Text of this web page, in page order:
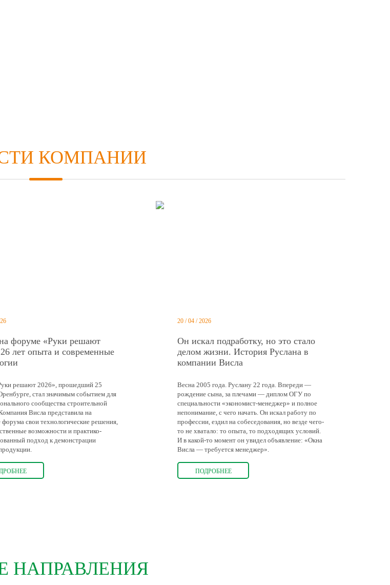
КОМПАНИИ
форуме «Руки решают
лет опыта и современные
решают 2026», прошедший 25
стал значимым событием для
сообщества строительной
Висла представила на
свои технологические решения,
возможности и практико-
подход к демонстрации
20 / 04 / 2026
Он искал подработку, но это стало
делом жизни. История Руслана в
компании Висла
Весна 2005 года. Руслану 22 года. Впереди —
рождение сына, за плечами — диплом ОГУ по
специальности «экономист-менеджер» и полное
непонимание, с чего начать. Он искал работу по
профессии, ездил на собеседования, но везде чего-
то не хватало: то опыта, то подходящих условий.
И в какой-то момент он увидел объявление: «Окна
Висла — требуется менеджер».
ПОДРОБНЕЕ
НАПРАВЛЕНИЯ